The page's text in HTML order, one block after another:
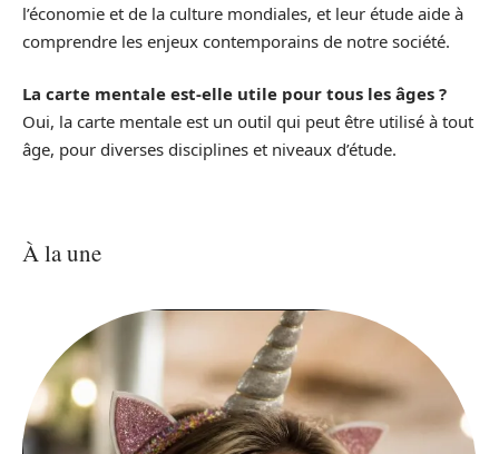
l’économie et de la culture mondiales, et leur étude aide à
comprendre les enjeux contemporains de notre société.
La carte mentale est-elle utile pour tous les âges ?
Oui, la carte mentale est un outil qui peut être utilisé à tout
âge, pour diverses disciplines et niveaux d’étude.
À la une